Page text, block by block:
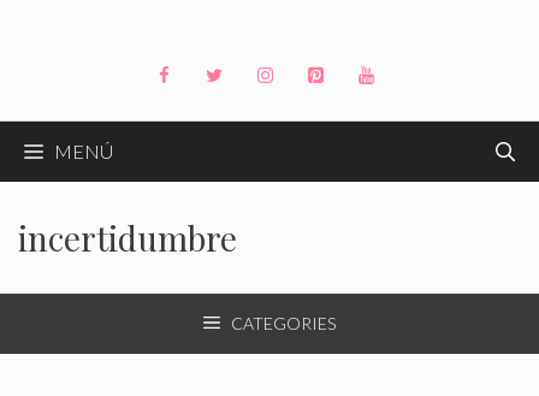
MENÚ
incertidumbre
CATEGORIES